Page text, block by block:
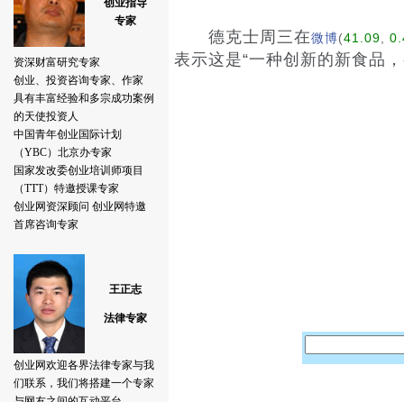
德克士周三在微博(41.09
表示这是“一种创新的新食品